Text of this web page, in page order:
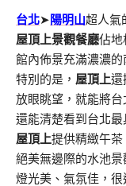
台北➤陽明山超人氣
屋頂上景觀餐廳佔地
館內佈景充滿濃濃的
特別的是， 屋頂上還
放眼眺望，就能將
還能清楚看到台北
屋頂上提供精緻午
絕美無邊際的水池
燈光美、氣氛佳，